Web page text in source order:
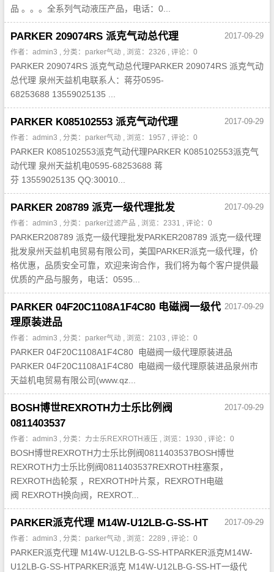
品 。。。全系列气动液压产品，电话：0...
2017-09-29
PARKER 209074RS 派克气动总代理
作者：admin3 , 分类： parker气动 , 浏览：2326 , 评论：0
PARKER 209074RS 派克气动总代理PARKER 209074RS 派克气动
总代理 泉州天益机电联系人：蒋芬0595-
68253688 13559025135 ...
2017-09-29
PARKER K085102553 派克气动代理
作者：admin3 , 分类： parker气动 , 浏览：1957 , 评论：0
PARKER K085102553派克气动代理PARKER K085102553派克气
动代理 泉州天益机电0595-68253688 蒋
芬 13559025135 QQ:30010...
2017-09-29
PARKER 208789 派克一级代理批发
作者：admin3 , 分类： parker过滤产品 , 浏览：2331 , 评论：0
PARKER208789 派克一级代理批发PARKER208789 派克一级代理
批发泉州天益机电贸易有限公司，美国PARKER派克一级代理，价
格优惠，品质安全可靠，欢迎来询合作，我们将为每个客户提供最
优质的产品与服务，电话：0595...
2017-09-29
PARKER 04F20C1108A1F4C80 电磁阀一级代
理原装进品
作者：admin3 , 分类： parker气动 , 浏览：2103 , 评论：0
PARKER 04F20C1108A1F4C80 电磁阀一级代理原装进品
PARKER 04F20C1108A1F4C80 电磁阀一级代理原装进品泉州市
天益机电贸易有限公司(www.qz...
2017-09-29
BOSH博世REXROTH力士乐比例阀
0811403537
作者：admin3 , 分类： 力士乐REXROTH液压 , 浏览：1930 , 评论：0
BOSH博世REXROTH力士乐比例阀0811403537BOSH博世
REXROTH力士乐比例阀0811403537REXROTH柱塞泵，
REXROTH齿轮泵 ，REXROTH叶片泵，REXROTH电磁
阀 REXROTH换向阀，REXROT...
2017-09-29
PARKER派克代理 M14W-U12LB-G-SS-HT
作者：admin3 , 分类： parker气动 , 浏览：2289 , 评论：0
PARKER派克代理 M14W-U12LB-G-SS-HTPARKER派克M14W-
U12LB-G-SS-HTPARKER派克 M14W-U12LB-G-SS-HT一级代